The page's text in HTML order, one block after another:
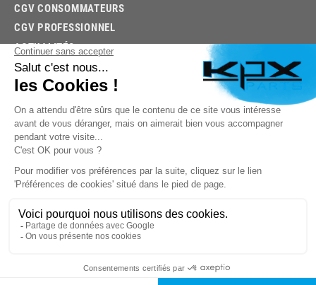
03.85.32.96.74
© 2026 -KPX PARTS- SITE CRÉÉ PARLET'S CLIC
CGV CONSOMMATEURS
CGV PROFESSIONNEL
ACTUALITÉS
TROUVEZ LA BONNE PIÈCE RAPIDEMENT